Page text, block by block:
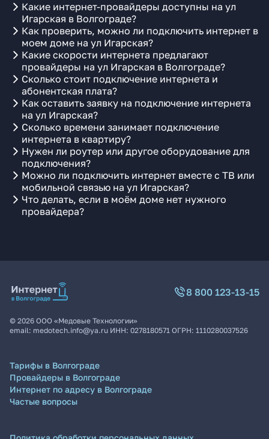
Какие интернет-провайдеры доступны на ул
Игарская в Волгограде?
Как проверить, можно ли подключить интернет в
моем доме на ул Игарская?
Какие скорости интернета предлагают
провайдеры на ул Игарская в Волгограде?
Сколько стоит подключение интернета и
абонентская плата?
Как оставить заявку на подключение интернета
на ул Игарская?
Сколько времени занимает подключение
интернета в квартиру?
Нужен ли роутер или другое оборудование для
подключения?
Можно ли подключить интернет вместе с ТВ или
мобильной связью на ул Игарская?
Что делать, если в моём доме нет нужного
провайдера?
8 800 123-13-15
© 2026 ООО «Медовые Технологии»
email: medotech.info@ya.ru ИНН: 0278180571 ОГРН: 1110280037526
Тарифы в Волгограде
Провайдеры в Волгограде
Интернет по адресу в Волгограде
Частые вопросы